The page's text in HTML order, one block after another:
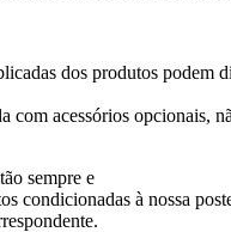
dos produtos podem
com acessórios opcionais,
sempre e
condicionadas à nossa
.